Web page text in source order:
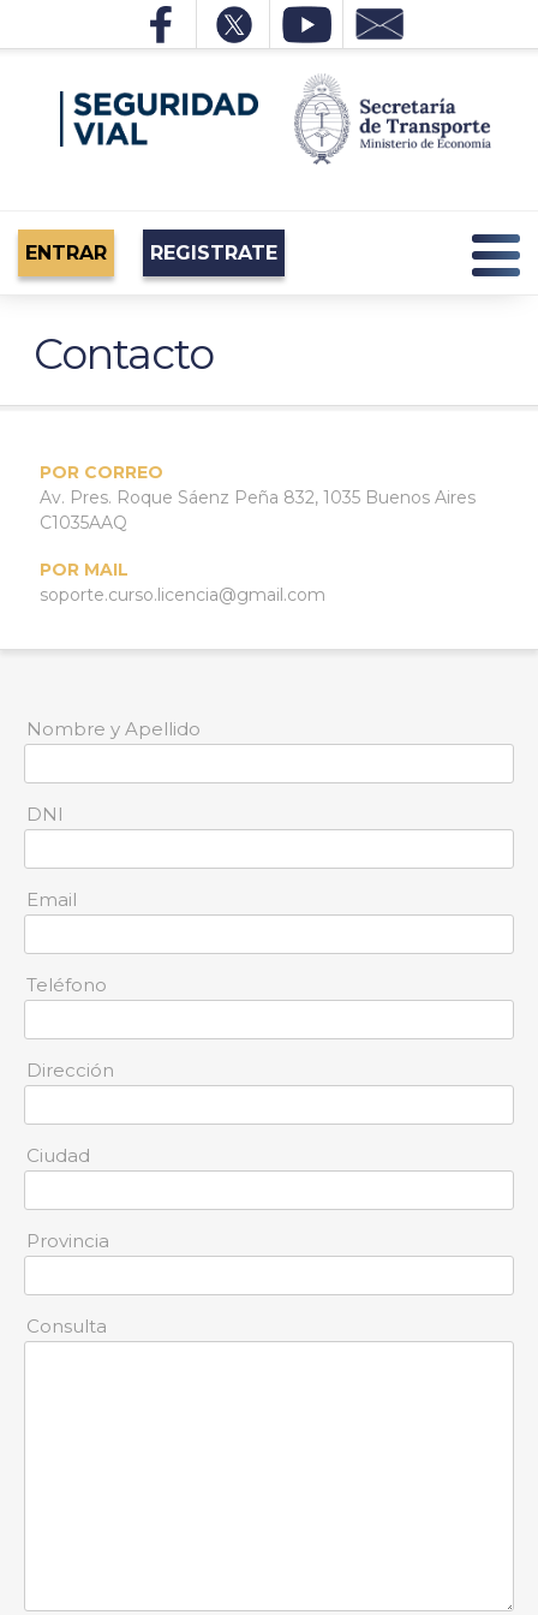
ENTRAR REGISTRATE
Contacto
POR CORREO
Av. Pres. Roque Sáenz Peña 832, 1035 Buenos Aires
C1035AAQ
POR MAIL
soporte.curso.licencia@gmail.com
Nombre y Apellido
DNI
Email
Teléfono
Dirección
Ciudad
Provincia
Consulta